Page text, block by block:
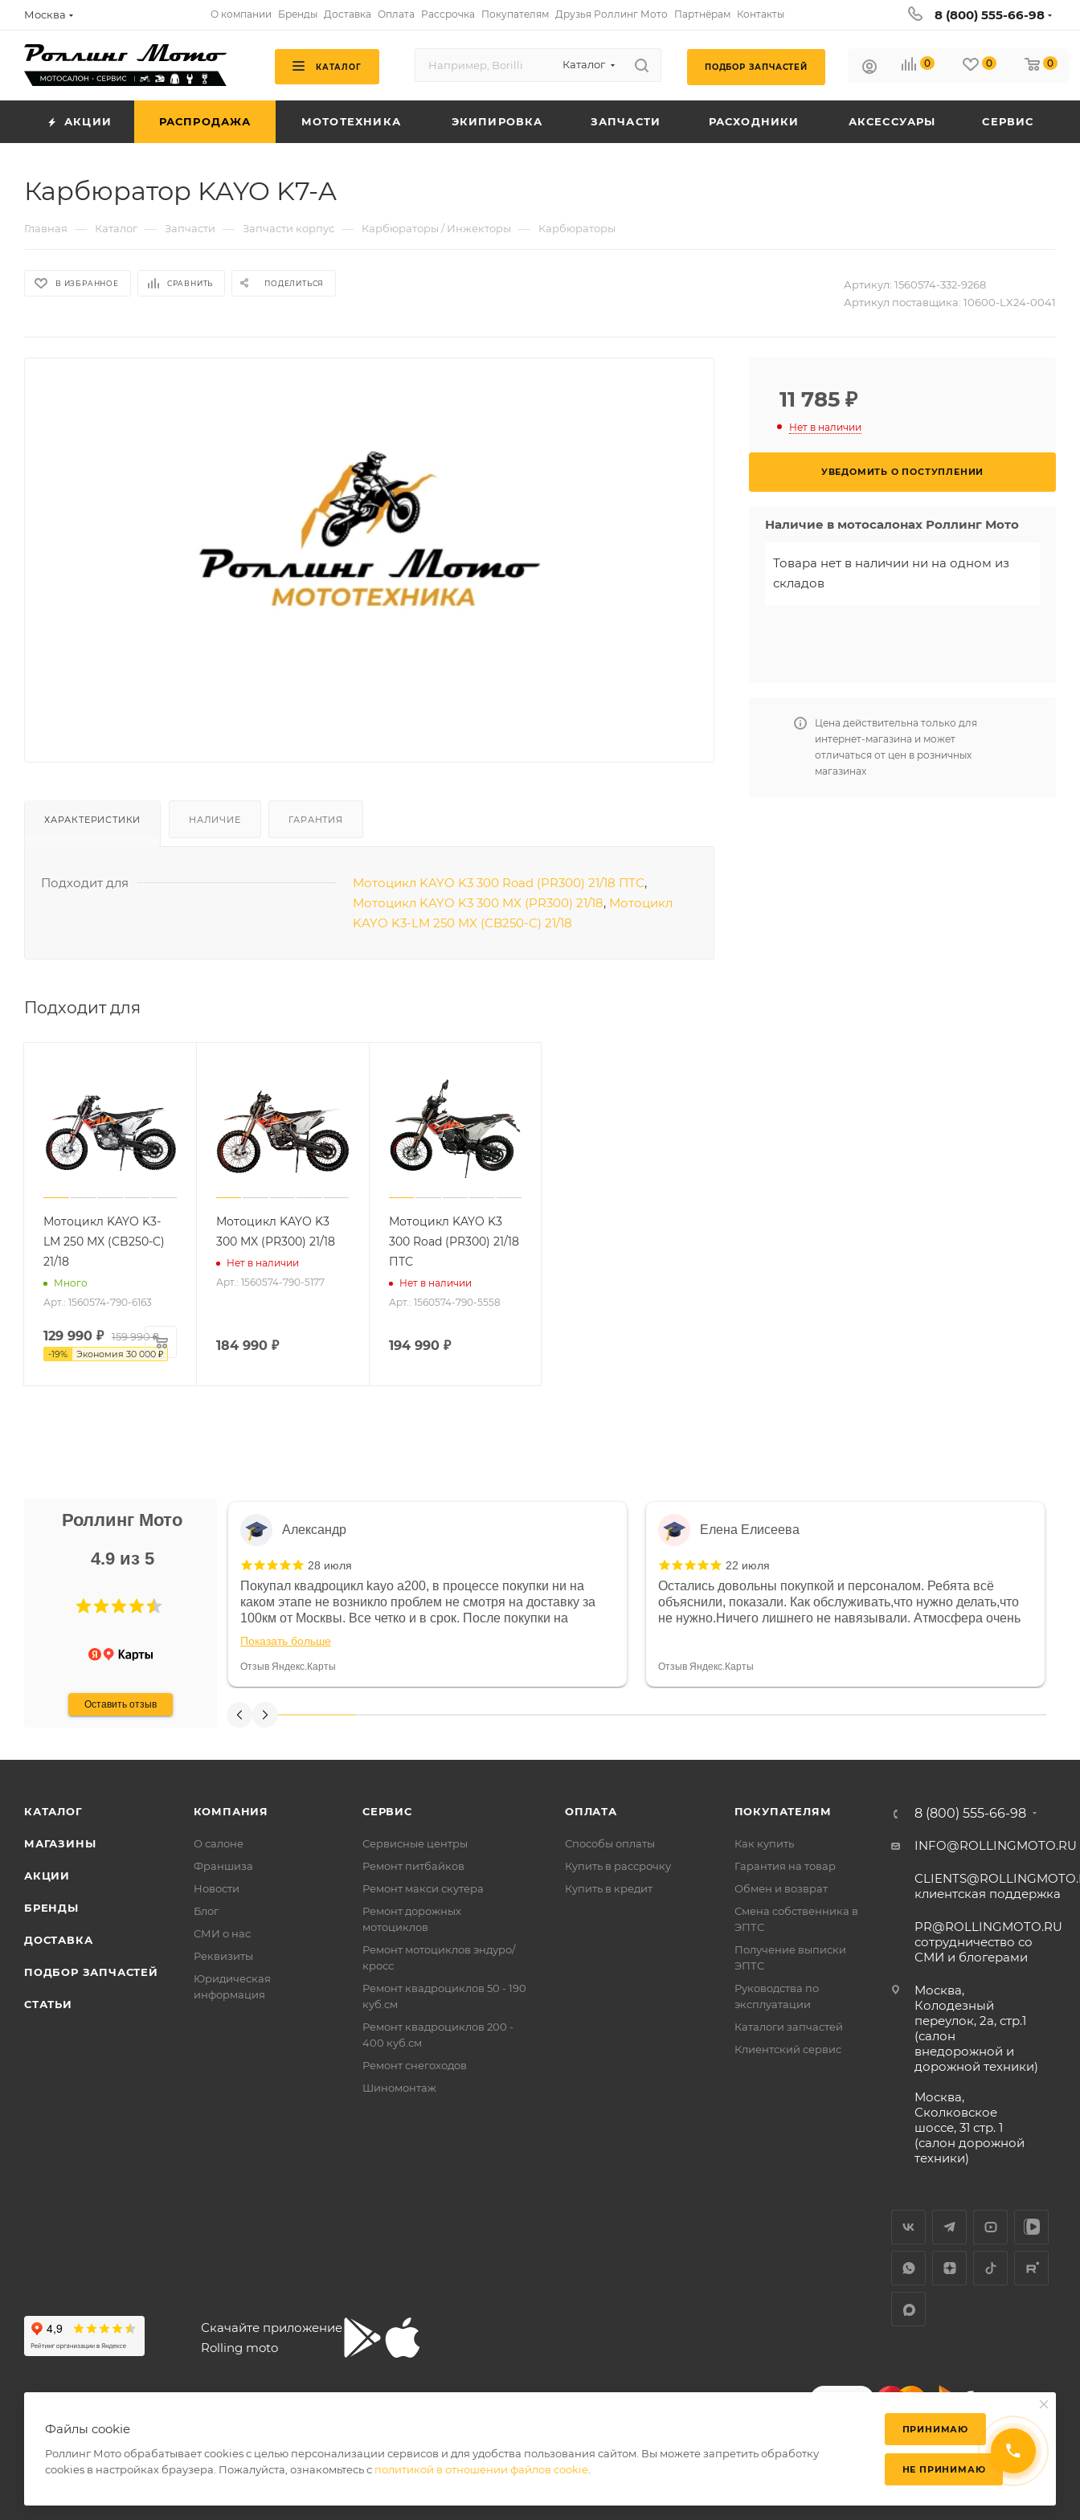
Москва О компании Бренды Доставка Оплата Рассрочка Покупателям Друзья Роллинг Мото Партнёрам Контакты 8 (800) 555-66-98
КАТАЛОГ Каталог ПОДБОР ЗАПЧАСТЕЙ 0 0 0
АКЦИИ РАСПРОДАЖА МОТОТЕХНИКА ЭКИПИРОВКА ЗАПЧАСТИ РАСХОДНИКИ АКСЕССУАРЫ СЕРВИС
Карбюратор KAYO K7-A
Главная — Каталог — Запчасти — Запчасти корпус — Карбюраторы / Инжекторы — Карбюраторы
В ИЗБРАННОЕ СРАВНИТЬ ПОДЕЛИТЬСЯ Артикул: 1560574-332-9268
Артикул поставщика: 10600-LX24-0041
ХАРАКТЕРИСТИКИ НАЛИЧИЕ ГАРАНТИЯ
Подходит для Мотоцикл KAYO K3 300 Road (PR300) 21/18 ПТС,
Мотоцикл KAYO K3 300 MX (PR300) 21/18, Мотоцикл
KAYO K3-LM 250 MX (CB250-C) 21/18
Подходит для
Мотоцикл KAYO K3-
LM 250 MX (CB250-C)
21/18
Много
Арт.: 1560574-790-6163
129 990 ₽ 159 990₽
-19% Экономия 30 000 ₽
Мотоцикл KAYO K3
300 MX (PR300) 21/18
Нет в наличии
Арт.: 1560574-790-5177
184 990₽
Мотоцикл KAYO K3
300 Road (PR300) 21/18
ПТС
Нет в наличии
Арт.: 1560574-790-5558
194 990₽
11 785 ₽
Нет в наличии
УВЕДОМИТЬ О ПОСТУПЛЕНИИ
Наличие в мотосалонах Роллинг Мото
Товара нет в наличии ни на одном из
складов
Цена действительна только для
интернет-магазина и может
отличаться от цен в розничных
магазинах
Роллинг Мото
4.9 из 5
Оставить отзыв
Не понравились условия
и дают только на год)
Александр
28 июля
Покупал квадроцикл kayo a200, в процессе покупки ни на
каком этапе не возникло проблем не смотря на доставку за
100км от Москвы. Все четко и в срок. После покупки на
спидометре всегда был 0, при этом представители магазина
постоянно были на связи и в итоге проблема была решена.
Считаю, что это говорит о небезразличии к клиенту после
Показать больше
Отзыв Яндекс.Карты
Елена Елисеева
22 июля
Остались довольны покупкой и персоналом. Ребята всё
объяснили, показали. Как обслуживать,что нужно делать,что
не нужно.Ничего лишнего не навязывали. Атмосфера очень
огромное спасибо Дмитрию, за клиентоориентированность и
Отзыв Яндекс.Карты
КАТАЛОГ
МАГАЗИНЫ
АКЦИИ
БРЕНДЫ
ДОСТАВКА
ПОДБОР ЗАПЧАСТЕЙ
СТАТЬИ
КОМПАНИЯ
О салоне
Франшиза
Новости
Блог
СМИ о нас
Реквизиты
Юридическая
информация
СЕРВИС
Сервисные центры
Ремонт питбайков
Ремонт макси скутера
Ремонт дорожных
мотоциклов
Ремонт мотоциклов эндуро/
кросс
Ремонт квадроциклов 50 - 190
куб.см
Ремонт квадроциклов 200 -
400 куб.см
Ремонт снегоходов
Шиномонтаж
ОПЛАТА
Способы оплаты
Купить в рассрочку
Купить в кредит
ПОКУПАТЕЛЯМ
Как купить
Гарантия на товар
Обмен и возврат
Смена собственника в
ЭПТС
Получение выписки
ЭПТС
Руководства по
эксплуатации
Каталоги запчастей
Клиентский сервис
8 (800) 555-66-98
INFO@ROLLINGMOTO.RU
клиентская поддержка
PR@ROLLINGMOTO.RU
сотрудничество со
СМИ и блогерами
Москва,
Колодезный
переулок, 2а, стр.1
(салон
внедорожной и
дорожной техники)
Москва,
Сколковское
шоссе, 31 стр. 1
(салон дорожной
техники)
Скачайте приложение
Rolling moto
ПОЛЬЗОВАТЕЛЬСКОЕ СОГЛАШЕНИЕПУБЛИЧНАЯ ОФЕРТАПОЛИТИКА КОНФИДЕНЦИАЛЬНОСТИ
Файлы cookie
Роллинг Мото обрабатывает сookies с целью персонализации сервисов и для удобства пользования сайтом. Вы можете запретить обработку
сookies в настройках браузера. Пожалуйста, ознакомьтесь с политикой в отношении файлов cookie
ПРИНИМАЮ
НЕ ПРИНИМАЮ